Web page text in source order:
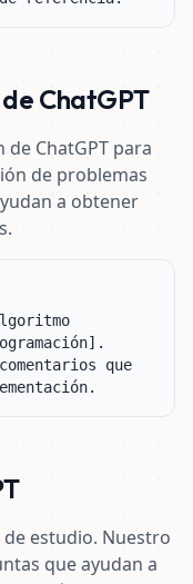
ChatGPT
ChatGPT para
de problemas
a obtener
que
estudio. Nuestro
que ayudan a